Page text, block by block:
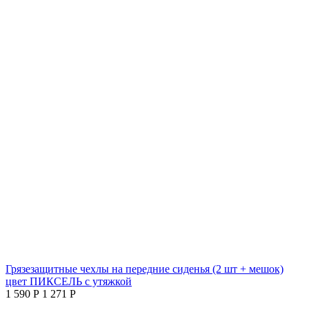
Грязезащитные чехлы на передние сиденья (2 шт + мешок)
цвет ПИКСЕЛЬ с утяжкой
1 590 Р 1 271 Р